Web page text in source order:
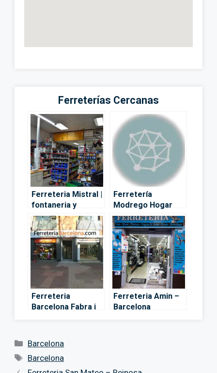
Ferreterías Cercanas
Ferreteria Mistral |
fontaneria y
pintura – Barcelona
Ferretería
Modrego Hogar
Barcelona –
Barcelona
Ferreteria
Barcelona Fabra i
Ferreteria Amin –
Barcelona
Categorías
Barcelona
Etiquetas
Barcelona